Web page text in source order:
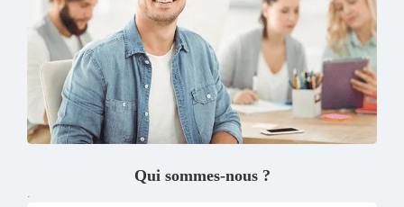
Qui sommes-nous ?